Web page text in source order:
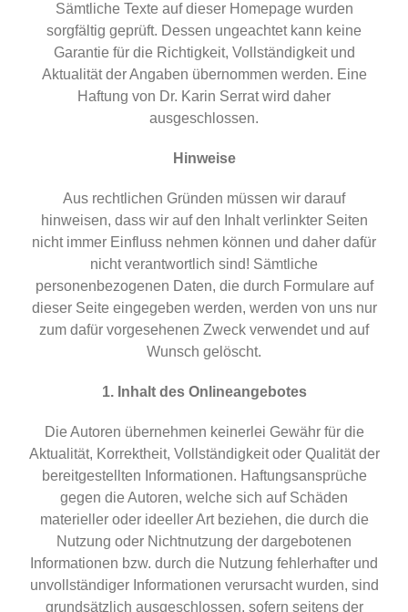
Sämtliche Texte auf dieser Homepage wurden
sorgfältig geprüft. Dessen ungeachtet kann keine
Garantie für die Richtigkeit, Vollständigkeit und
Aktualität der Angaben übernommen werden. Eine
Haftung von Dr. Karin Serrat wird daher
ausgeschlossen.
Hinweise
Aus rechtlichen Gründen müssen wir darauf
hinweisen, dass wir auf den Inhalt verlinkter Seiten
nicht immer Einfluss nehmen können und daher dafür
nicht verantwortlich sind! Sämtliche
personenbezogenen Daten, die durch Formulare auf
dieser Seite eingegeben werden, werden von uns nur
zum dafür vorgesehenen Zweck verwendet und auf
Wunsch gelöscht.
1. Inhalt des Onlineangebotes
Die Autoren übernehmen keinerlei Gewähr für die
Aktualität, Korrektheit, Vollständigkeit oder Qualität der
bereitgestellten Informationen. Haftungsansprüche
gegen die Autoren, welche sich auf Schäden
materieller oder ideeller Art beziehen, die durch die
Nutzung oder Nichtnutzung der dargebotenen
Informationen bzw. durch die Nutzung fehlerhafter und
unvollständiger Informationen verursacht wurden, sind
grundsätzlich ausgeschlossen, sofern seitens der